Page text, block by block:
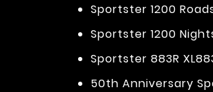
Sportster 1200
Sportster 1200
Sportster 883R
50th Anniversary